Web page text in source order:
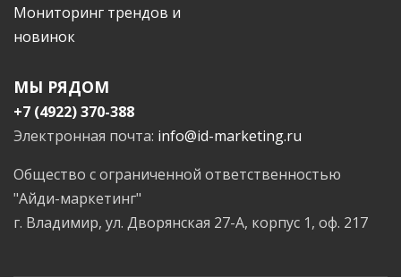
Мониторинг трендов и
новинок
МЫ РЯДОМ
+7 (4922) 370-388
Электронная почта: info@id-marketing.ru
Общество с ограниченной ответственностью
"Айди-маркетинг"
г. Владимир, ул. Дворянская 27-А, корпус 1, оф. 217